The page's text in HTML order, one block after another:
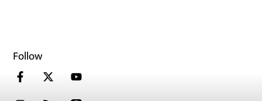
Follow